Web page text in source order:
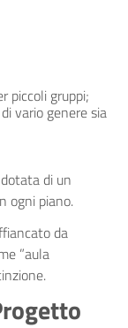
piccoli gruppi;
vario genere sia
di un
ogni piano.
da
”aula